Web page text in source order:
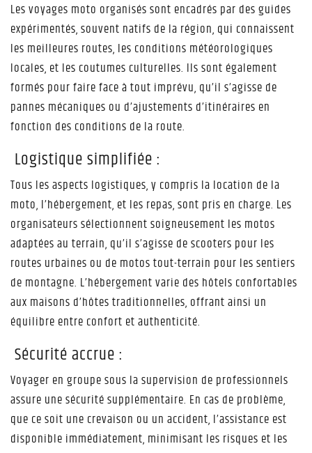
Les voyages moto organisés sont encadrés par des guides
expérimentés, souvent natifs de la région, qui connaissent
les meilleures routes, les conditions météorologiques
locales, et les coutumes culturelles. Ils sont également
formés pour faire face à tout imprévu, qu’il s’agisse de
pannes mécaniques ou d’ajustements d’itinéraires en
fonction des conditions de la route.
Logistique simplifiée :
Tous les aspects logistiques, y compris la location de la
moto, l’hébergement, et les repas, sont pris en charge. Les
organisateurs sélectionnent soigneusement les motos
adaptées au terrain, qu’il s’agisse de scooters pour les
routes urbaines ou de motos tout-terrain pour les sentiers
de montagne. L’hébergement varie des hôtels confortables
aux maisons d’hôtes traditionnelles, offrant ainsi un
équilibre entre confort et authenticité.
Sécurité accrue :
Voyager en groupe sous la supervision de professionnels
assure une sécurité supplémentaire. En cas de problème,
que ce soit une crevaison ou un accident, l’assistance est
disponible immédiatement, minimisant les risques et les